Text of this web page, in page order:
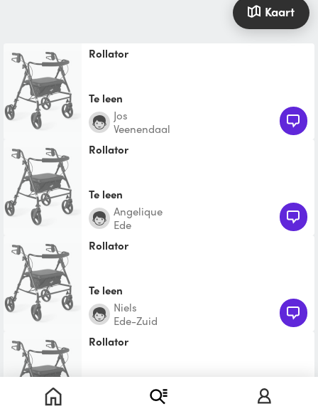
Kaart
Rollator
Te leen
Jos
Veenendaal
Rollator
Te leen
Angelique
Ede
Rollator
Te leen
Niels
Ede-Zuid
Rollator